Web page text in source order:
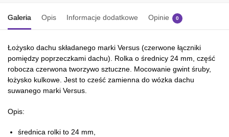
Galeria Opis Informacje dodatkowe Opinie 0
Łożysko dachu składanego marki Versus (czerwone łączniki
pomiędzy poprzeczkami dachu). Rolka o średnicy 24 mm, część
robocza czerwona tworzywo sztuczne. Mocowanie gwint śruby,
łożysko kulkowe. Jest to cześć zamienna do wózka dachu
suwanego marki Versus.
Opis:
średnica rolki to 24 mm,